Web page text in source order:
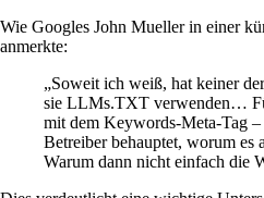
Wie Googles John Mueller in einer
anmerkte:
„Soweit ich weiß, hat keiner
sie LLMs.TXT verwenden…
mit dem Keywords-Meta-Tag –
Betreiber behauptet, worum
Warum dann nicht einfach die